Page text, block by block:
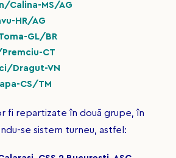
MS/AG
AG
GL/BR
CT
VN
TM
fi repartizate în două grupe, în
se sistem turneu, astfel: